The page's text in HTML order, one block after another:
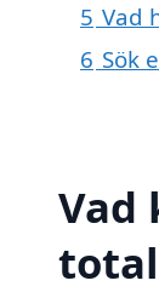
5 Vad
6 Sök
Vad